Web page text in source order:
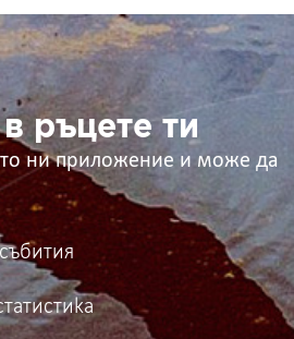
ръцете ти
ни приложение и може да